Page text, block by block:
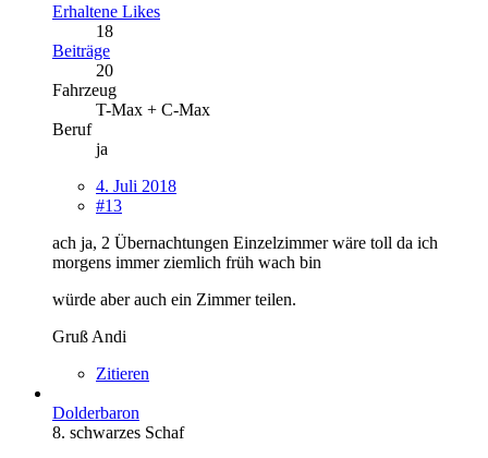
Erhaltene Likes
18
Beiträge
20
Fahrzeug
T-Max + C-Max
Beruf
ja
4. Juli 2018
#13
ach ja, 2 Übernachtungen Einzelzimmer wäre toll da ich
morgens immer ziemlich früh wach bin
würde aber auch ein Zimmer teilen.
Gruß Andi
Zitieren
Dolderbaron
8. schwarzes Schaf